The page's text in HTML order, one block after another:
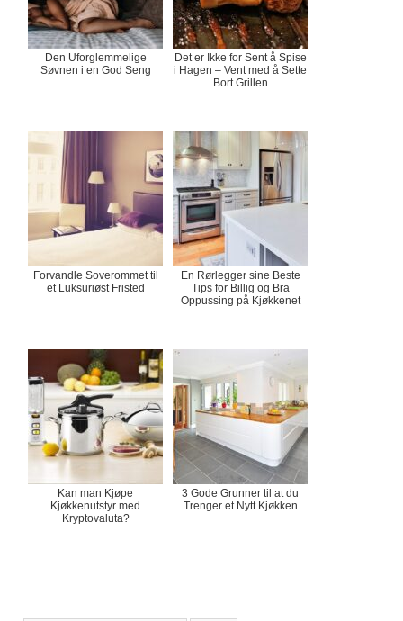
Den Uforglemmelige
Søvnen i en God Seng
Det er Ikke for Sent å Spise
i Hagen – Vent med å Sette
Bort Grillen
Forvandle Soverommet til
et Luksuriøst Fristed
En Rørlegger sine Beste
Tips for Billig og Bra
Oppussing på Kjøkkenet
Kan man Kjøpe
Kjøkkenutstyr med
Kryptovaluta?
3 Gode Grunner til at du
Trenger et Nytt Kjøkken